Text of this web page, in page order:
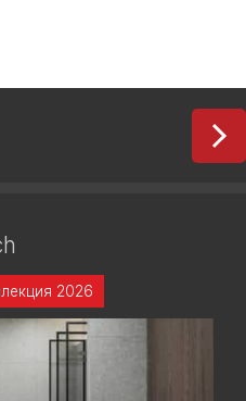
2026